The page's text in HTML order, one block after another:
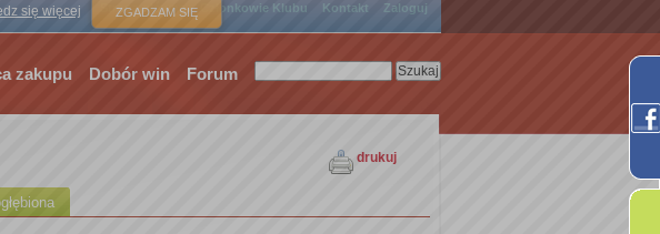
się więcej ZGADZAM SIĘ
Strona główna Członkowie Klubu Kontakt Zaloguj
zakupu Dobór win Forum
drukuj